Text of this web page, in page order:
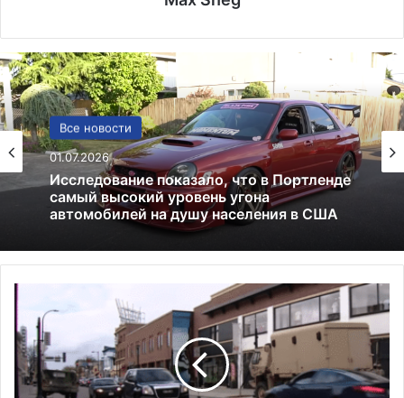
Все новости
01.07.2026
Исследование показало, что в Портленде
самый высокий уровень угона
автомобилей на душу населения в США
Политика
24.06.2025
Россия больше не получит американских
льгот: что это значит и к чему приведёт
р
м
и
я